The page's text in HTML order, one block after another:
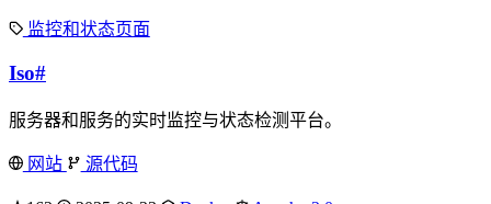
监控和状态页面
Iso#
服务器和服务的实时监控与状态检测平台。
网站 源代码